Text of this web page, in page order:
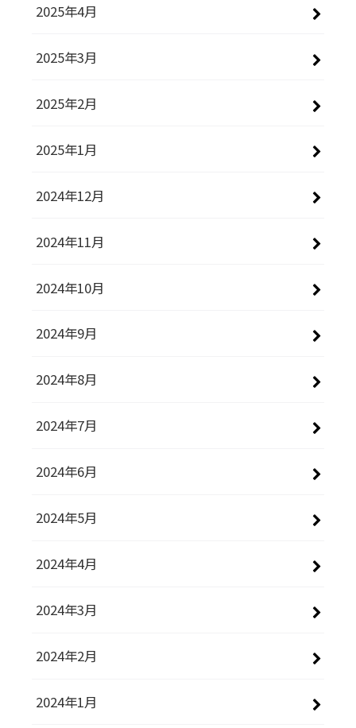
2025年4月
2025年3月
2025年2月
2025年1月
2024年12月
2024年11月
2024年10月
2024年9月
2024年8月
2024年7月
2024年6月
2024年5月
2024年4月
2024年3月
2024年2月
2024年1月